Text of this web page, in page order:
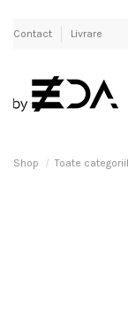
Contact Livrare
Shop Toate